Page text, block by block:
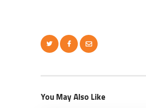
You May Also Like